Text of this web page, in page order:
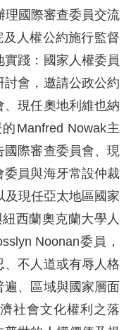
理國際審查委員交流
人權公約施行監督
踐：國家人權委員
會，邀請公政公約
現任奧地利維也納
Manfred Nowak主
國際審查委員會、現
委員與海牙常設仲裁
及現任亞太地區國家
西蘭奧克蘭大學人
Noonan委員，
不人道或有辱人格
、區域與國家層面
社會文化權利之落